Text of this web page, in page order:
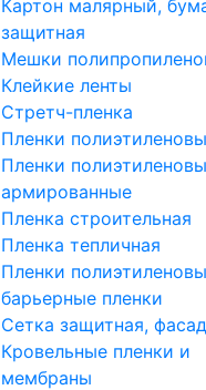
Картон малярный,
защитная
Мешки
Клейкие ленты
Стретч-пленка
Пленки
Пленки
армированные
Пленка строительная
Пленка тепличная
Пленки
барьерные пленки
Сетка защитная,
Кровельные пленки и
мембраны